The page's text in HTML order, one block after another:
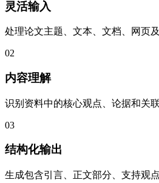
灵活输入
处理论文主题、文本、文档、网页
02
内容理解
识别资料中的核心观点、论据和关
03
结构化输出
生成包含引言、正文部分、支持观